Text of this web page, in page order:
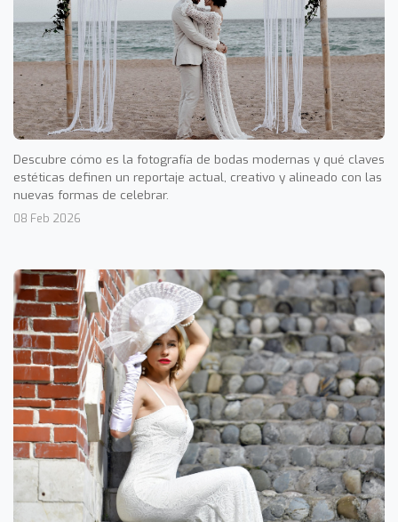
Descubre cómo es la fotografía de bodas modernas y qué claves
estéticas definen un reportaje actual, creativo y alineado con las
nuevas formas de celebrar.
08 Feb 2026